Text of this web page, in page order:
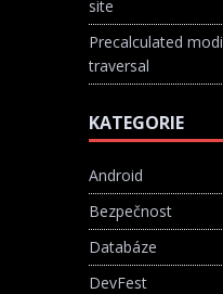
site
Precalculated
traversal
KATEGORIE
Android
Bezpečnost
Databáze
DevFest